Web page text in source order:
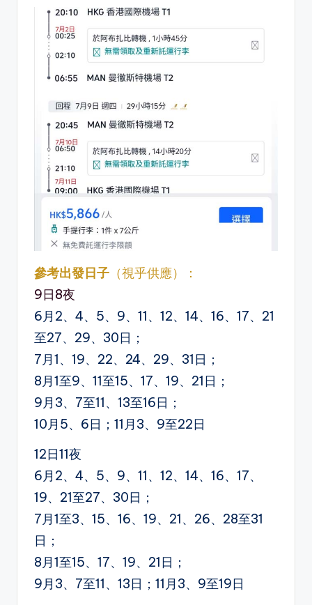
參考出發日子 （視乎供應）：
9日8夜
6月2、4、5、9、11、12、14、16、17、21
至27、29、30日；
7月1、19、22、24、29、31日；
8月1至9、11至15、17、19、21日；
9月3、7至11、13至16日；
10月5、6日；11月3、9至22日
12日11夜
6月2、4、5、9、11、12、14、16、17、
19、21至27、30日；
7月1至3、15、16、19、21、26、28至31
日；
8月1至15、17、19、21日；
9月3、7至11、13日；11月3、9至19日